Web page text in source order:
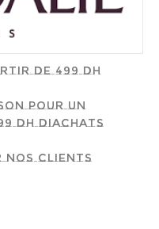
de 499 dh
pour un
dh d'achats
nos clients